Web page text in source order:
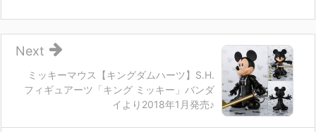
ミッキーマウス【キングダムハーツ】S.H.
フィギュアーツ「キング ミッキー」バンダ
イより2018年1月発売♪
Next